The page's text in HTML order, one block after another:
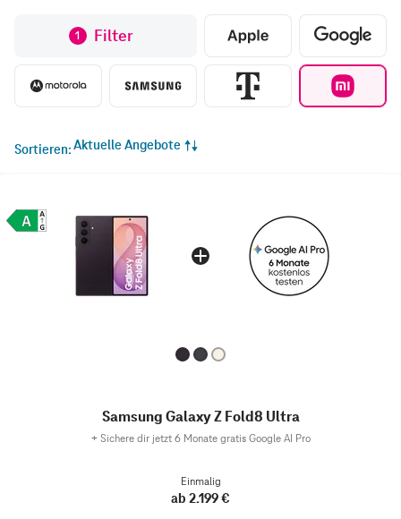
1 Filter
Sortieren Aktuelle Angebote
Samsung Galaxy Z Fold8 Ultra
+ Sichere dir jetzt 6 Monate gratis Google AI Pro
Einmalig
ab 2.199 €